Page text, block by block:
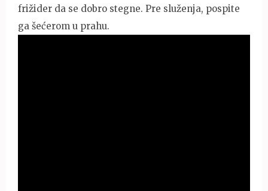
frižider da se dobro stegne. Pre služenja, pospite
ga šećerom u prahu.